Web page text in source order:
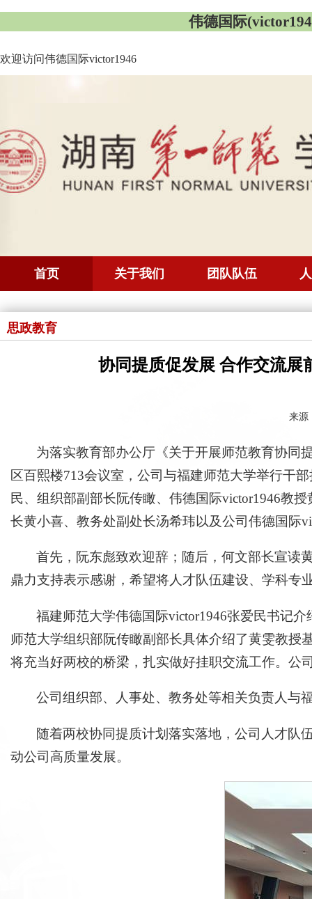
伟德国际
欢迎访问伟德国际victor1946
首页 关于我们 团队队伍
思政教育
协同提质促发展 合作交流
来源
为落实教育部办公厅《关于开展师范教育协同
区百熙楼713会议室，公司与福建师范大学举行干
民、组织部副部长阮传瞰、伟德国际victor1946教
长黄小喜、教务处副处长汤希玮以及公司伟德国际
首先，阮东彪致欢迎辞；随后，何文部长宣读
鼎力支持表示感谢，希望将人才队伍建设、学科专
福建师范大学伟德国际victor1946张爱民书记
师范大学组织部阮传瞰副部长具体介绍了黄雯教授
将充当好两校的桥梁，扎实做好挂职交流工作。公
公司组织部、人事处、教务处等相关负责人与
随着两校协同提质计划落实落地，公司人才队
动公司高质量发展。